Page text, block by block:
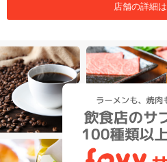
店舗の詳細